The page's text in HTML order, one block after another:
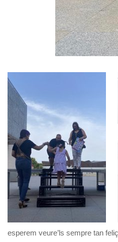
esperem veure’ls sempre tan